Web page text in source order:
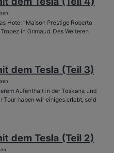
Hotel “Maison Prestige Roberto
in Grimaud. Des Weiteren
dem Tesla (Teil 3)
Aufenthalt in der Toskana und
Tour haben wir einiges erlebt, seid
dem Tesla (Teil 2)